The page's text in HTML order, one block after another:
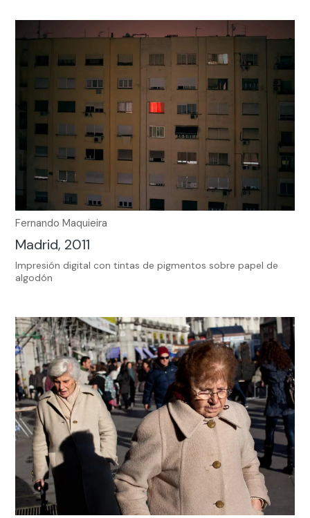
Fernando Maquieira
Madrid, 2011
Impresión digital con tintas de pigmentos sobre papel de
algodón